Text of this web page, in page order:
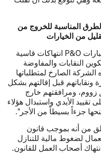
المناسبة للخروج من
من الخيارات
وقال كوتون: "لقد مارست شركة عبارات P&O انتهاكات قاسية
النقابات والمفاوضة
الصارخ لمتطلباتها
ونقاباتهم قبل إقالتهم بشكل
ومرافقتهم خارج
الأيدي واستبدال هؤلاء
جزءاً بسيطاً من الأجر".
من أنه بموجب قانون
لضغوط مالية للتنازل
أصحاب العمل للقانون.